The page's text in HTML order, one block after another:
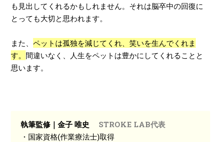
も見出してくれるかもしれません。それは脳卒中の回復に
とっても大切と思われます。
また、ペットは孤独を減じてくれ、笑いを生んでくれま
す。 間違いなく、人生をペットは豊かにしてくれることと
思います。
執筆監修｜金子 唯史
STROKE LAB代表
・国家資格(作業療法士)取得